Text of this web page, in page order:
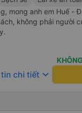
mong anh em Huế -
không phải người
chi tiết keyboard_arrow_down